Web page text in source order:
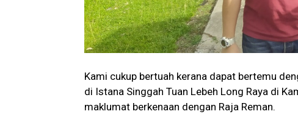
Kami cukup bertuah kerana dapat bertemu
di Istana Singgah Tuan Lebeh Long Raya di
maklumat berkenaan dengan Raja Reman.